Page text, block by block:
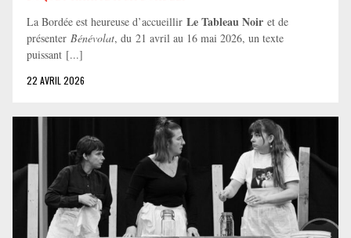
La Bordée est heureuse d’accueillir Le Tableau Noir et de
présenter Bénévolat, du 21 avril au 16 mai 2026, un texte
puissant [...]
22 AVRIL 2026